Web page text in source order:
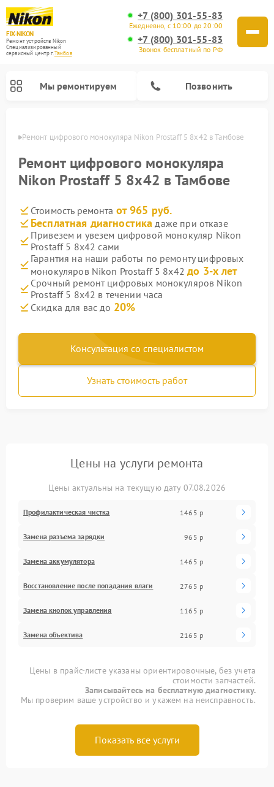
FIX-NIKON
Ремонт устройств Nikon
Специализированный
cервисный центр г.Тамбов
+7 (800) 301-55-83
Ежедневно, с 10:00 до 20:00
+7 (800) 301-55-83
Звонок бесплатный по РФ
Мы ремонтируем Позвонить
Ремонт цифрового монокуляра Nikon Prostaff 5 8x42 в Тамбове
Ремонт цифрового монокуляра
Nikon Prostaff 5 8x42 в Тамбове
Стоимость ремонта от 965 руб.
Бесплатная диагностика даже при отказе
Привезем и увезем цифровой монокуляр Nikon
Prostaff 5 8x42 сами
Гарантия на наши работы по ремонту цифровых
монокуляров Nikon Prostaff 5 8x42до 3-х лет
Срочный ремонт цифровых монокуляров Nikon
Prostaff 5 8x42 в течении часа
Скидка для вас до 20%
Консультация со специалистом
Узнать стоимость работ
Цены на услуги ремонта
Цены актуальны на текущую дату 07.08.2026
Профилактическая чистка 1465 р
Замена разъема зарядки 965 р
Замена аккумулятора 1465 р
Восстановление после попадания влаги 2765 р
Замена кнопок управления 1165 р
Замена объектива 2165 р
Цены в прайс-листе указаны ориентировочные, без учета
стоимости запчастей.
Записывайтесь на бесплатную диагностику.
Мы проверим ваше устройство и укажем на неисправность.
Показать все услуги